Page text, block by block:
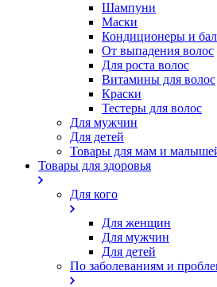
Шампуни
Маски
Кондиционеры и
От выпадения волос
Для роста волос
Витамины для волос
Краски
Тестеры для волос
Для мужчин
Для детей
Товары для мам и
Товары для здоровья
Для кого
Для женщин
Для мужчин
Для детей
По заболеваниям и